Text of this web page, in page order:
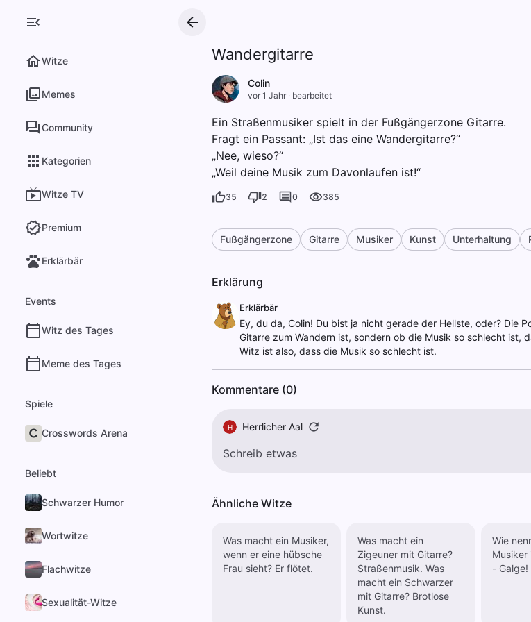
Witze
Memes
Community
Kategorien
Witze TV
Premium
Erklärbär
Events
Witz des Tages
Meme des Tages
Spiele
Crosswords Arena
Beliebt
Schwarzer Humor
Wortwitze
Flachwitze
Sexualität-Witze
Wandergitarre
Colin
vor 1 Jahr· bearbeitet
Ein Straßenmusiker spielt in der Fußgängerzone Gitarre.
Fragt ein Passant: „Ist das eine Wandergitarre?“
„Nee, wieso?“
„Weil deine Musik zum Davonlaufen ist!“
35 2 0 385
Fußgängerzone Gitarre Musiker Kunst Unterhaltung
Erklärung
Erklärbär
Ey, du da, Colin! Du bist ja nicht gerade der Hellste, oder? Die
Gitarre zum Wandern ist, sondern ob die Musik so schlecht ist,
Witz ist also, dass die Musik so schlecht ist.
Kommentare (0)
H Herrlicher Aal
Ähnliche Witze
Was macht ein Musiker,
wenn er eine hübsche
Frau sieht? Er flötet.
Was macht ein
Zigeuner mit Gitarre?
Straßenmusik. Was
macht ein Schwarzer
mit Gitarre? Brotlose
Kunst.
Wie
Musiker
- Galge!